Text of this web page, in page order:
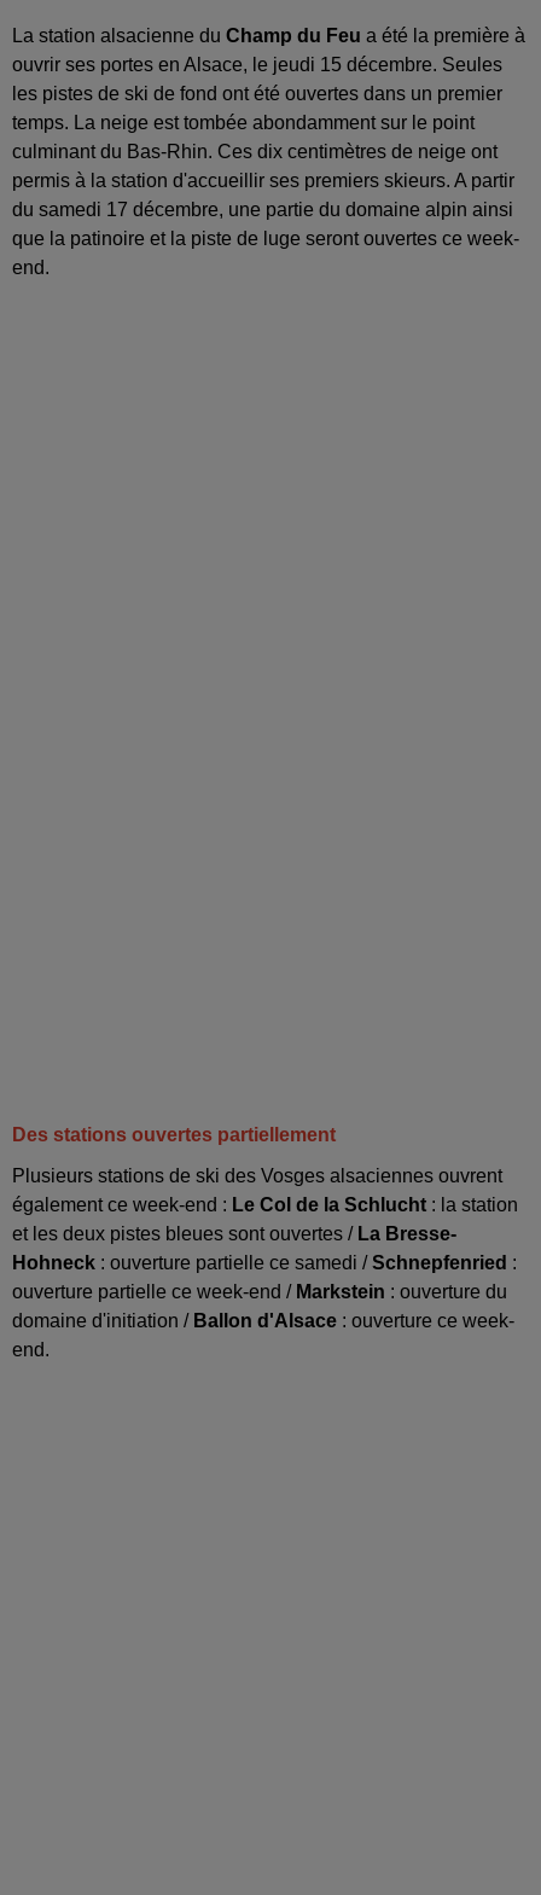
La station alsacienne du Champ du Feu a été la première à
ouvrir ses portes en Alsace, le jeudi 15 décembre. Seules
les pistes de ski de fond ont été ouvertes dans un premier
temps. La neige est tombée abondamment sur le point
culminant du Bas-Rhin. Ces dix centimètres de neige ont
permis à la station d'accueillir ses premiers skieurs. A partir
du samedi 17 décembre, une partie du domaine alpin ainsi
que la patinoire et la piste de luge seront ouvertes ce week-
end.
Des stations ouvertes partiel lement
Plusieurs stations de ski des Vosges alsaciennes ouvrent
également ce week-end : Le Col de la Schlucht : la station
et les deux pistes bleues sont ouvertes / La Bresse-
Hohneck : ouverture partielle ce samedi / Schnepfenried :
ouverture partielle ce week-end / Markstein : ouverture du
domaine d'initiation / Ballon d'Alsace : ouverture ce week-
end.